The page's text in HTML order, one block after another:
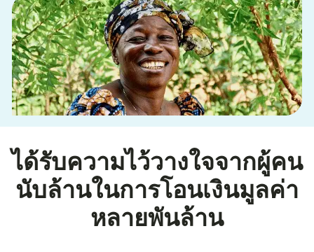
ได้รับความไว้วางใจจากผู้คน
นับล้านในการโอนเงินมูลค่า
หลายพันล้าน